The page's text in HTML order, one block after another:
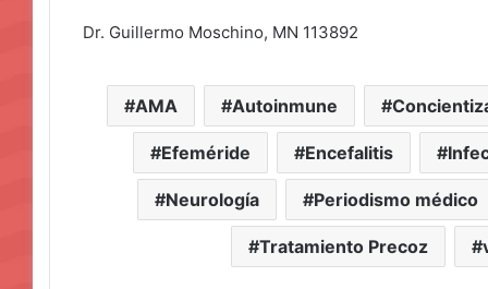
Dr. Guillermo Moschino, MN 113892
AMA Autoinmune
Efeméride Encefalitis
Neurología Periodismo médico
Tratamiento Precoz